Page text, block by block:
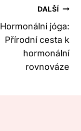
DALŠÍ
Hormonální jóga:
Přírodní cesta k
hormonální
rovnováze